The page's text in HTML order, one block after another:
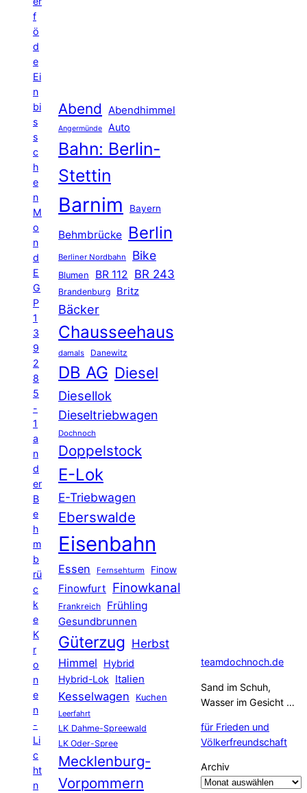
f
ö
d
e
Ei
n
bi
s
s
c
h
e
n
M
o
n
d
E
G
P
1
3
9
2
8
5
-
1
a
n
d
er
B
e
h
m
b
rü
c
k
e
K
r
o
n
e
n
-
Li
c
ht
n
Abend Abendhimmel
Angermünde Auto
Bahn: Berlin-
Stettin
Barnim Bayern
Behmbrücke Berlin
Berliner Nordbahn Bike
Blumen BR 112 BR 243
Brandenburg Britz
Bäcker
Chausseehaus
damals Danewitz
DB AG Diesel
Diesellok
Dieseltriebwagen
Dochnoch
Doppelstock
E-Lok
E-Triebwagen
Eberswalde
Eisenbahn
Essen Fernsehturm Finow
Finowfurt Finowkanal
Frankreich Frühling
Gesundbrunnen
Güterzug Herbst
Himmel
Hybrid
Hybrid-Lok Italien
Kesselwagen Kuchen
Leerfahrt
LK Dahme-Spreewald
LK Oder-Spree
Mecklenburg-
Vorpommern
teamdochnoch.de
Sand im Schuh,
Wasser im Gesicht …
für Frieden und
Völkerfreundschaft
Archiv